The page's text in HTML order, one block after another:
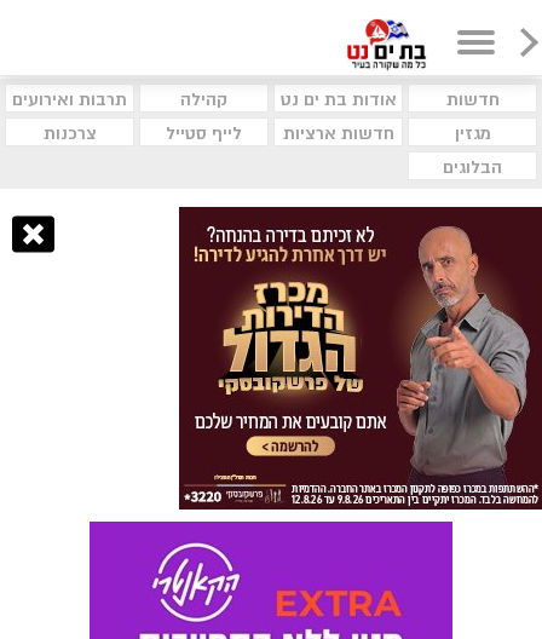
חדשות אודות בת ים נט קהילה
תרבות ואירועים
מגזין
חדשות ארציות לייף סטייל
צרכנות
הבלוגים